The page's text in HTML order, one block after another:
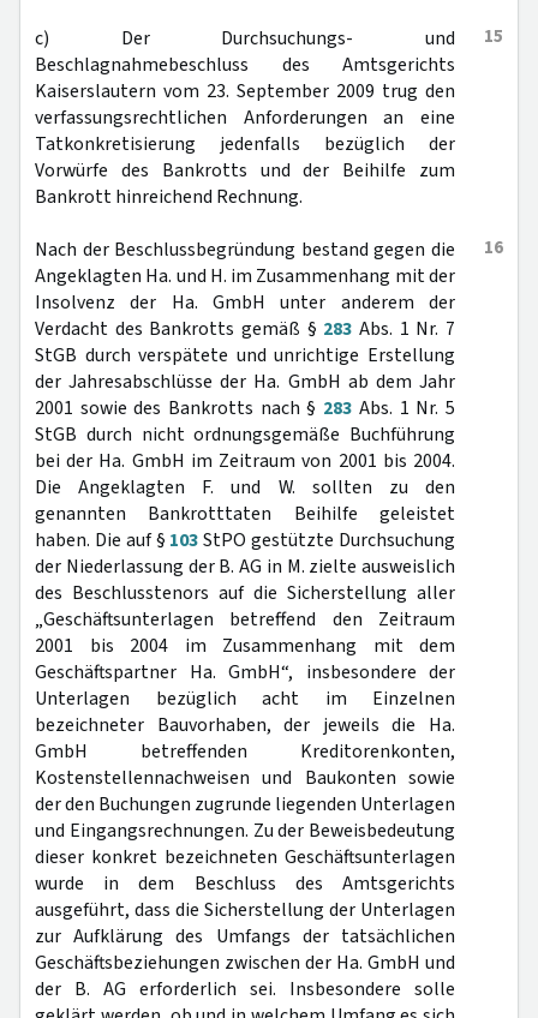
15
c) Der Durchsuchungs- und
Beschlagnahmebeschluss des Amtsgerichts
Kaiserslautern vom 23. September 2009 trug den
verfassungsrechtlichen Anforderungen an eine
Tatkonkretisierung jedenfalls bezüglich der
Vorwürfe des Bankrotts und der Beihilfe zum
Bankrott hinreichend Rechnung.
16
Nach der Beschlussbegründung bestand gegen die
Angeklagten Ha. und H. im Zusammenhang mit der
Insolvenz der Ha. GmbH unter anderem der
Verdacht des Bankrotts gemäß § 283 Abs. 1 Nr. 7
StGB durch verspätete und unrichtige Erstellung
der Jahresabschlüsse der Ha. GmbH ab dem Jahr
2001 sowie des Bankrotts nach § 283 Abs. 1 Nr. 5
StGB durch nicht ordnungsgemäße Buchführung
bei der Ha. GmbH im Zeitraum von 2001 bis 2004.
Die Angeklagten F. und W. sollten zu den
genannten Bankrotttaten Beihilfe geleistet
haben. Die auf § 103StPO gestützte Durchsuchung
der Niederlassung der B. AG in M. zielte ausweislich
des Beschlusstenors auf die Sicherstellung aller
„Geschäftsunterlagen betreffend den Zeitraum
2001 bis 2004 im Zusammenhang mit dem
Geschäftspartner Ha. GmbH“, insbesondere der
Unterlagen bezüglich acht im Einzelnen
bezeichneter Bauvorhaben, der jeweils die Ha.
GmbH betreffenden Kreditorenkonten,
Kostenstellennachweisen und Baukonten sowie
der den Buchungen zugrunde liegenden Unterlagen
und Eingangsrechnungen. Zu der Beweisbedeutung
dieser konkret bezeichneten Geschäftsunterlagen
wurde in dem Beschluss des Amtsgerichts
ausgeführt, dass die Sicherstellung der Unterlagen
zur Aufklärung des Umfangs der tatsächlichen
Geschäftsbeziehungen zwischen der Ha. GmbH und
der B. AG erforderlich sei. Insbesondere solle